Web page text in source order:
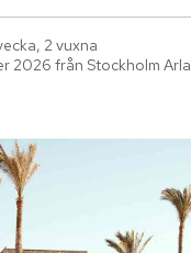
2 vuxna
2026 från Stockholm